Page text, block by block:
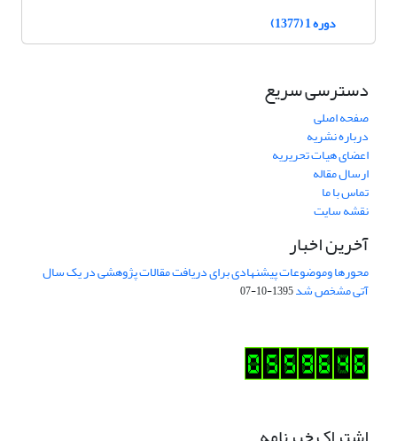
دوره 1 (1377)
دسترسی سریع
صفحه اصلی
درباره نشریه
اعضای هیات تحریریه
ارسال مقاله
تماس با ما
نقشه سایت
آخرین اخبار
محورها وموضوعات پیشنهادی برای دریافت مقالات پژوهشی در یک سال
آتی مشخص شد1395-10-07